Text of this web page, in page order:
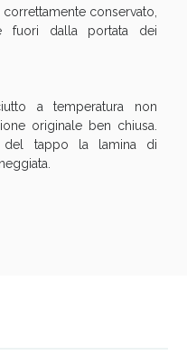
conservato,
fuori dalla portata dei
a temperatura non
originale ben chiusa.
del tappo la lamina di